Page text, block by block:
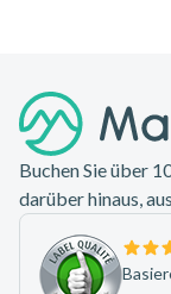
Buchen Sie über
darüber hinaus,